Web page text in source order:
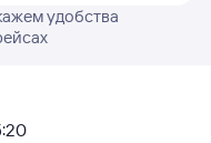
удобства